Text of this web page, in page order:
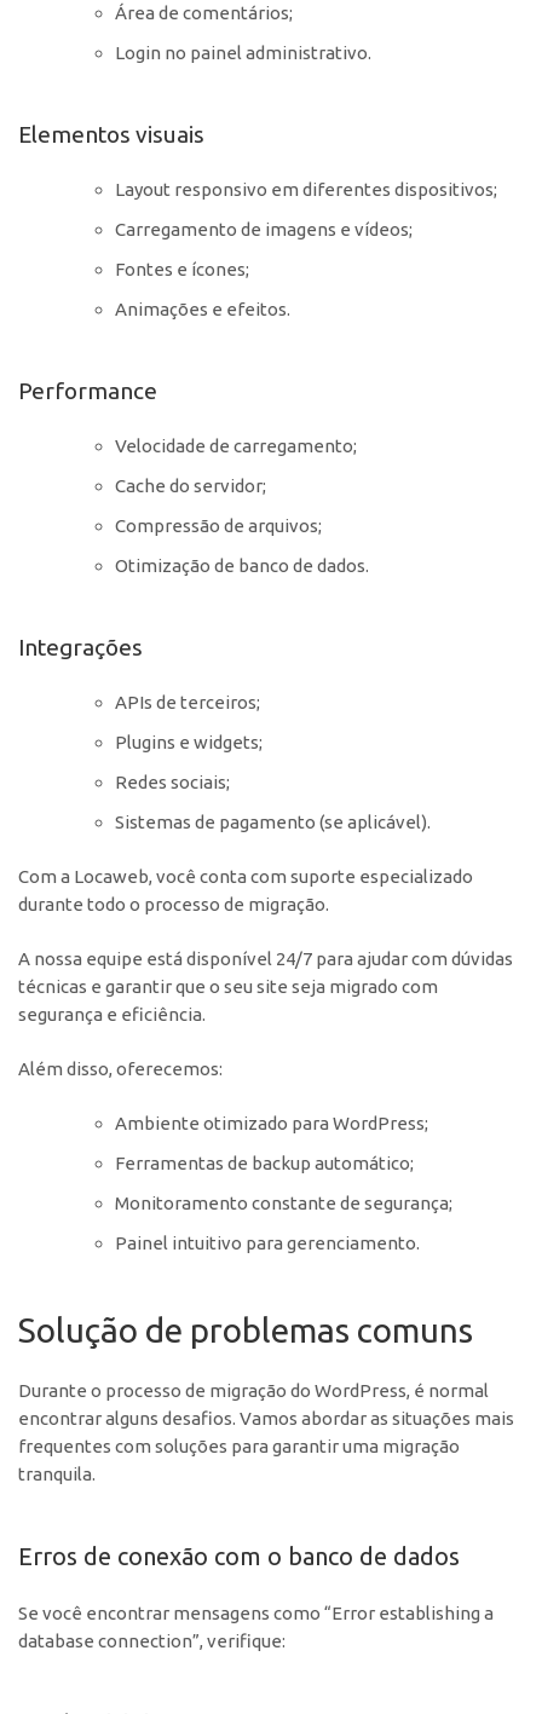
Área de comentários;
Login no painel administrativo.
Elementos visuais
Layout responsivo em diferentes dispositivos;
Carregamento de imagens e vídeos;
Fontes e ícones;
Animações e efeitos.
Performance
Velocidade de carregamento;
Cache do servidor;
Compressão de arquivos;
Otimização de banco de dados.
Integrações
APIs de terceiros;
Plugins e widgets;
Redes sociais;
Sistemas de pagamento (se aplicável).
Com a Locaweb, você conta com suporte especializado
durante todo o processo de migração.
A nossa equipe está disponível 24/7 para ajudar com dúvidas
técnicas e garantir que o seu site seja migrado com
segurança e eficiência.
Além disso, oferecemos:
Ambiente otimizado para WordPress;
Ferramentas de backup automático;
Monitoramento constante de segurança;
Painel intuitivo para gerenciamento.
Solução de problemas comuns
Durante o processo de migração do WordPress, é normal
encontrar alguns desafios. Vamos abordar as situações mais
frequentes com soluções para garantir uma migração
tranquila.
Erros de conexão com o banco de dados
Se você encontrar mensagens como “Error establishing a
database connection”, verifique: